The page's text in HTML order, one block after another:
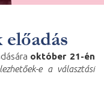
október 21-én
e a választási